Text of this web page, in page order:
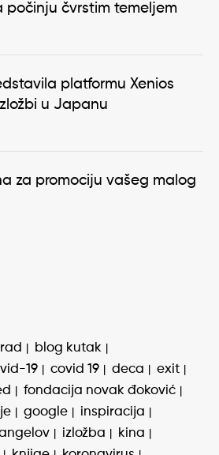
čvrstim temeljem
platformu Xenios
u Japanu
za promociju vašeg malog
blog kutak
19 covid 19 deca
exit
fondacija novak đoković
google
inspiracija
izložba
kina